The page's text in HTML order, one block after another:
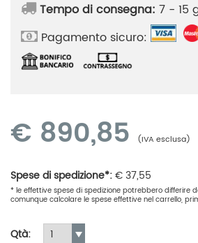
Tempo di consegna: 7 - 15
Pagamento sicuro:
€ 890,85 (IVA esclusa)
Spese di spedizione*:€37,55
* le effettive spese di spedizione potrebbero differire
comunque calcolare le spese effettive nel carrello,
Qtà: